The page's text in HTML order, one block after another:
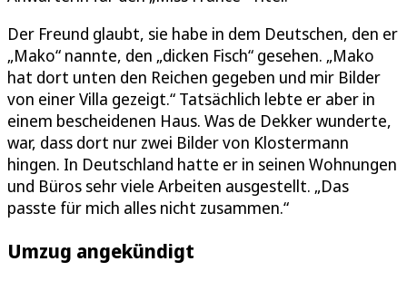
Der Freund glaubt, sie habe in dem Deutschen, den er
„Mako“ nannte, den „dicken Fisch“ gesehen. „Mako
hat dort unten den Reichen gegeben und mir Bilder
von einer Villa gezeigt.“ Tatsächlich lebte er aber in
einem bescheidenen Haus. Was de Dekker wunderte,
war, dass dort nur zwei Bilder von Klostermann
hingen. In Deutschland hatte er in seinen Wohnungen
und Büros sehr viele Arbeiten ausgestellt. „Das
passte für mich alles nicht zusammen.“
Umzug angekündigt